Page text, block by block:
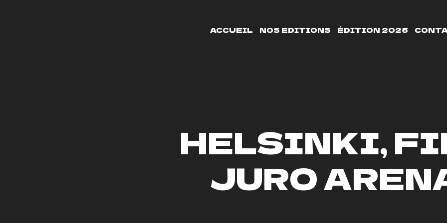
ACCUEIL NOS EDITIONS ÉDITION 2025
HELSINKI,
JURO